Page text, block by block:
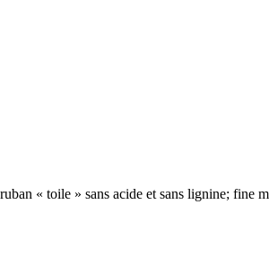
« toile » sans acide et sans lignine; fine